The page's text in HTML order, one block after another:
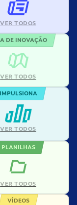
VER TODOS
DE INOVAÇÃO
VER TODOS
IMPULSIONA
VER TODOS
PLANILHAS
VER TODOS
VÍDEOS